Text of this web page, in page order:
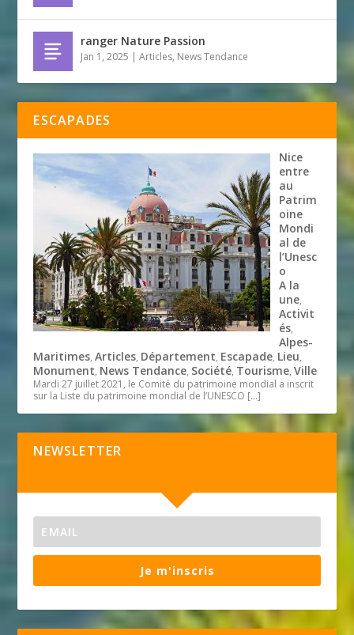
ranger Nature Passion
Jan 1, 2025 |Articles, News Tendance
ESCAPADES
Nice
entre
au
Patrim
oine
Mondi
al de
l’Unesc
o
A la
une,
Activit
és,
Alpes-
Maritimes,Articles, Département, Escapade, Lieu,
Monument, News Tendance, Société, Tourisme,Ville
Mardi 27 juillet 2021, le Comité du patrimoine mondial a inscrit
sur la Liste du patrimoine mondial de l’UNESCO […]
NEWSLETTER
Je m'inscris